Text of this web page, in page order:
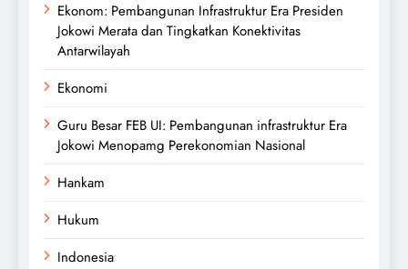
Ekonom: Pembangunan Infrastruktur Era Presiden
Jokowi Merata dan Tingkatkan Konektivitas
Antarwilayah
Ekonomi
Guru Besar FEB UI: Pembangunan infrastruktur Era
Jokowi Menopamg Perekonomian Nasional
Hankam
Hukum
Indonesia